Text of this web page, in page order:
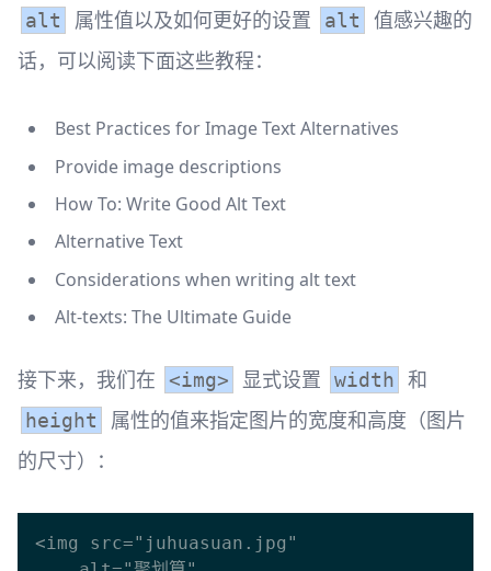
alt 属性值以及如何更好的设置 alt
值感兴趣的
话，可以阅读下面这些教程：
Best Practices for Image Text Alternatives
Provide image descriptions
How To: Write Good Alt Text
Alternative Text
Considerations when writing alt text
Alt-texts: The Ultimate Guide
接下来，我们在 <img> 显式设置 width 和
height
属性的值来指定图片的宽度和高度（图片
的尺寸）：
<img src="juhuasuan.jpg"